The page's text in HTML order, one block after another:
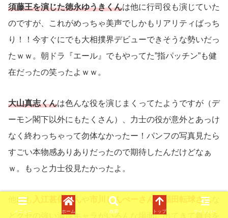
須藤王を演じた徳永ゆうきくんは他に行司役も演じていた
のですが、これがめっちゃ美声でしかもリアリティばっち
り！！今すぐにでも大相撲界デビューできそうな勢いだっ
たｗｗ。朝ドラ『エール』でもやってた”指パッチン”も健
在だったの笑ったよｗｗ。
大山真志くんは色んな役を演じまくってたようですが（デ
ーモン閣下以外にもたくさん）、力士の役が意外とあっけ
なく終わっちゃって勿体なかったー！パンフの写真見たら
すごい本物感ありありだったので期待したんだけどなぁ
ｗ。もっと力士役見たかったよ。
他にも 入江甚儀くん 市川しんぺーさん や福田転球さん
どクセの強い濃厚キャラがいろんな場面に出てきて舞台を
メニュー ホーム 検索 トップ サイドバー